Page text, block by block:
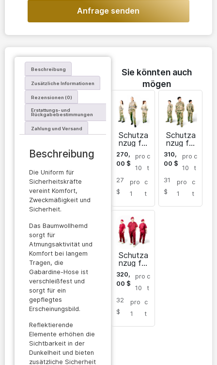
Anfrage senden
Beschreibung
Zusätzliche Informationen
Rezensionen (0)
Erstattungs- und
Rückgabebestimmungen
Zahlung und Versand
Beschreibung
Die Uniform für
Sicherheitskräfte
vereint Komfort,
Zweckmäßigkeit und
Sicherheit.
Das Baumwollhemd
sorgt für
Atmungsaktivität und
Komfort bei langem
Tragen, die
Gabardine-Hose ist
verschleißfest und
sorgt für ein
gepflegtes
Erscheinungsbild.
Reflektierende
Elemente erhöhen die
Sichtbarkeit in der
Dunkelheit und bieten
zusätzliche Sicherheit
Sie könnten auch
mögen
Schutza
nzug für
allgemein
Arbeiter
270,
00 $
pro
10
c
t
27
$
pro
1
c
t
Schutza
nzug für
das
Militär
Sarayan
310,
00 $
pro
10
c
t
31
$
pro
1
c
t
Schutza
nzug für
Krankens
chweste
rn
für
Männer
320,
00 $
pro
10
c
t
32
$
pro
1
c
t